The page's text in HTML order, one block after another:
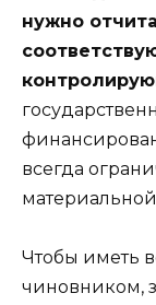
нужно
всегда
Чтобы иметь
чиновником,